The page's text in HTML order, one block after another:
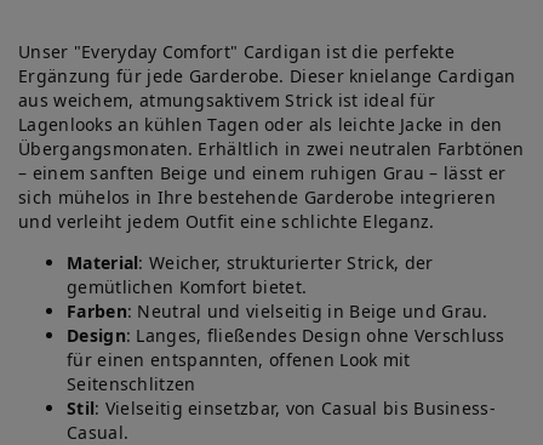
Unser "Everyday Comfort" Cardigan ist die perfekte
Ergänzung für jede Garderobe. Dieser knielange Cardigan
aus weichem, atmungsaktivem Strick ist ideal für
Lagenlooks an kühlen Tagen oder als leichte Jacke in den
Übergangsmonaten. Erhältlich in zwei neutralen Farbtönen
– einem sanften Beige und einem ruhigen Grau – lässt er
sich mühelos in Ihre bestehende Garderobe integrieren
und verleiht jedem Outfit eine schlichte Eleganz.
Material: Weicher, strukturierter Strick, der
gemütlichen Komfort bietet.
Farben: Neutral und vielseitig in Beige und Grau.
Design: Langes, fließendes Design ohne Verschluss
für einen entspannten, offenen Look mit
Seitenschlitzen
Stil: Vielseitig einsetzbar, von Casual bis Business-
Casual.